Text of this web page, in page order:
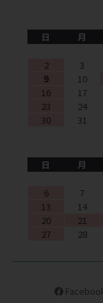
日
月
2
3
9
10
16
17
23
24
30
31
日
月
6
7
13
14
20
21
27
28